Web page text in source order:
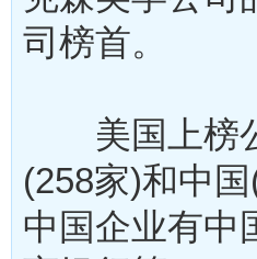
司榜首。
美国上榜公
(258家)和中
中国企业有中